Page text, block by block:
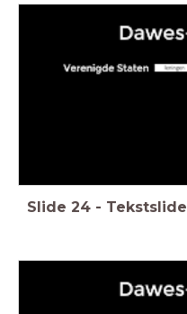
Slide 24 - Tekstslide